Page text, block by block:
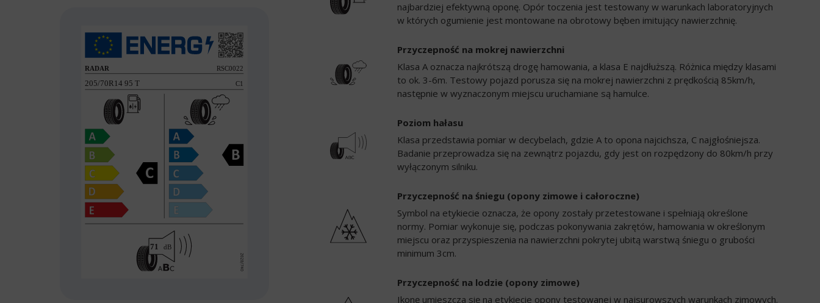
najbardziej efektywną oponę. Opór toczenia jest testowany w warunkach laboratoryjnych
w których ogumienie jest montowane na obrotowy bęben imitujący nawierzchnię.
Przyczepność na mokrej nawierzchni
Klasa A oznacza najkrótszą drogę hamowania, a klasa E najdłuższą. Różnica między klasami
to ok. 3-6m. Testowy pojazd porusza się na mokrej nawierzchni z prędkością 85km/h,
następnie w wyznaczonym miejscu uruchamiane są hamulce.
Poziom hałasu
Klasa przedstawia pomiar w decybelach, gdzie A to opona najcichsza, C najgłośniejsza.
Badanie przeprowadza się na zewnątrz pojazdu, gdy jest on rozpędzony do 80km/h przy
wyłączonym silniku.
Przyczepność na śniegu (opony zimowe i całoroczne)
Symbol na etykiecie oznacza, że opony zostały przetestowane i spełniają określone
normy. Pomiar wykonuje się, podczas pokonywania zakrętów, hamowania w określonym
miejscu oraz przyspieszenia na nawierzchni pokrytej ubitą warstwą śniegu o grubości
minimum 3cm.
Przyczepność na lodzie (opony zimowe)
Ikonę umieszcza się na etykiecie opony testowanej w najsurowszych warunkach zimowych.